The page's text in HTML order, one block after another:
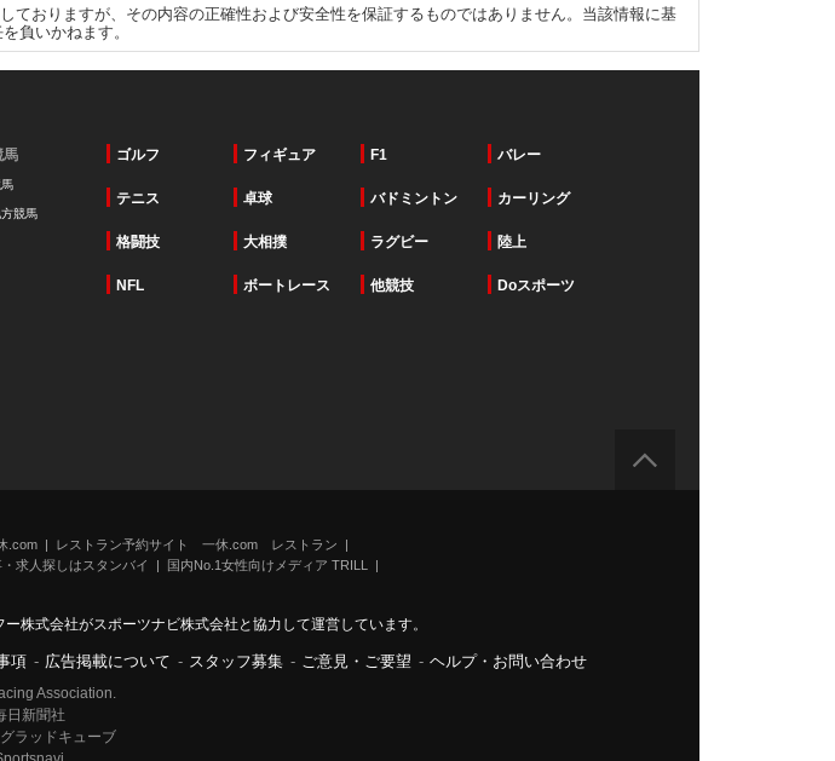
おりますが、その内容の正確性および安全性を保証するものではありません。当該情報に基
負いかねます。
馬
競馬
ゴルフ フィギュア F1 バレー
テニス 卓球 バドミントン カーリング
格闘技 大相撲 ラグビー 陸上
NFL ボートレース 他競技 Doスポーツ
.com
レストラン予約サイト 一休.com レストラン
求人探しはスタンバイ
国内No.1女性向けメディア TRILL
株式会社がスポーツナビ株式会社と協力して運営しています。
項 - 広告掲載について - スタッフ募集 - ご意見・ご要望 - ヘルプ・お問い合わせ
Association.
日新聞社
ラッドキューブ